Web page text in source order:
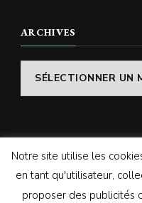
ARCHIVES
Archives
© Copyright 2026
droits réservés.
Notre site utilise les
en tant qu'utilisateur,
proposer des publicités